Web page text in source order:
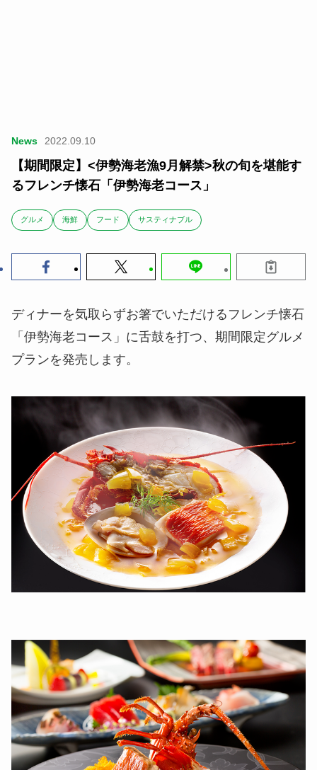
News 2022.09.10
【期間限定】<伊勢海老漁9月解禁>秋の旬を堪能す
るフレンチ懐石「伊勢海老コース」
グルメ 海鮮 フード サスティナブル
ディナーを気取らずお箸でいただけるフレンチ懐石
「伊勢海老コース」に舌鼓を打つ、期間限定グルメ
プランを発売します。